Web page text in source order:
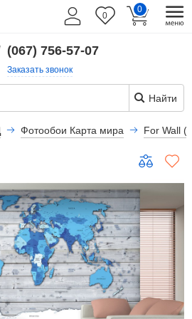
0
0
(067) 756-57-07
Заказать звонок
Найти
RU
Фотообои Карта мира For Wall